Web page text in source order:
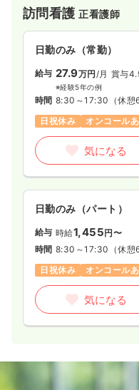
訪問看護正看護師
日勤のみ（常勤）
給与 27.9万円 /月 賞与
※経験5年の例
時間 8:30～17:30 （休憩
日祝休み
オンコール
気になる
日勤のみ（パート）
給与 時給1,455円〜
時間 8:30～17:30 （休憩
日祝休み
オンコール
気になる